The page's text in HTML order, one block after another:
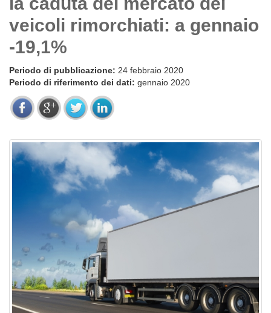
veicoli rimorchiati: a gennaio
-19,1%
Periodo di pubblicazione: 24 febbraio 2020
Periodo di riferimento dei dati: gennaio 2020